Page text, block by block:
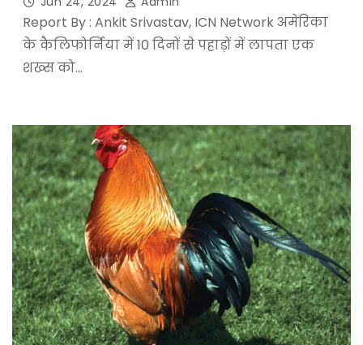
Report By : Ankit Srivastav, ICN Network अमेरिका
के कैलिफोर्निया में 10 दिनों से पहाड़ों में लापता एक
शख्स को…